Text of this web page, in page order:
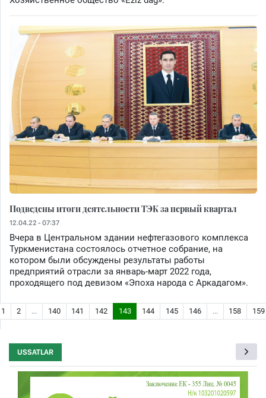
Подведены итоги деятельности ТЭК за первый квартал
12.04.22 - 07:37
Вчера в Центральном здании нефтегазового комплекса
Туркменистана состоялось отчетное собрание, на
котором были обсуждены результаты работы
предприятий отрасли за январь-март 2022 года,
проходящего под девизом «Эпоха народа с Аркадагом».
1 2 ... 140 141 142 143 144 145 146 ... 158 159
USSATLAR